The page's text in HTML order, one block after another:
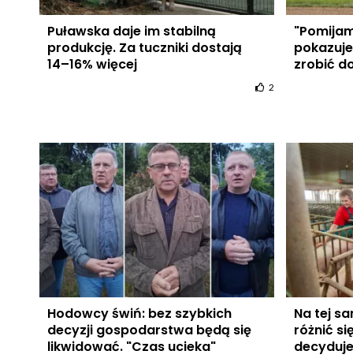
Puławska daje im stabilną
produkcję. Za tuczniki dostają
14–16% więcej
2
zrobić
Hodowcy świń: bez szybkich
decyzji gospodarstwa będą się
likwidować. "Czas ucieka"
Na tej
różnić